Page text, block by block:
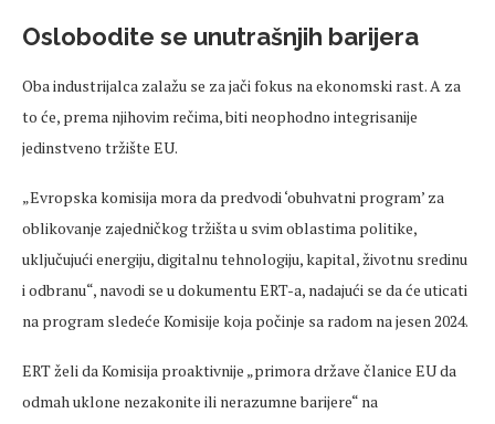
Oslobodite se unutrašnjih barijera
Oba industrijalca zalažu se za jači fokus na ekonomski rast. A za
to će, prema njihovim rečima, biti neophodno integrisanije
jedinstveno tržište EU.
„Evropska komisija mora da predvodi ‘obuhvatni program’ za
oblikovanje zajedničkog tržišta u svim oblastima politike,
uključujući energiju, digitalnu tehnologiju, kapital, životnu sredinu
i odbranu“, navodi se u dokumentu ERT-a, nadajući se da će uticati
na program sledeće Komisije koja počinje sa radom na jesen 2024.
ERT želi da Komisija proaktivnije „primora države članice EU da
odmah uklone nezakonite ili nerazumne barijere“ na